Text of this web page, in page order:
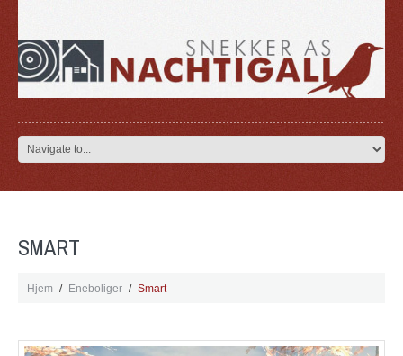
SMART
Hjem Eneboliger Smart